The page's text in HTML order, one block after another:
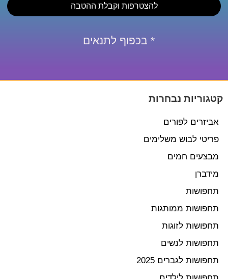
להצטרפות וקבלת ההטבה
* בכפוף לתנאים
קטגוריות נבחרות
אביזרים לפורים
פריטי לבוש משלימים
מבצעים חמים
מידברן
תחפושות
תחפושות ממותגות
תחפושות לזוגות
תחפושות לנשים
תחפושות לגברים 2025